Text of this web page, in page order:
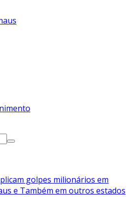
golpes milionários em
e Também em outros estados